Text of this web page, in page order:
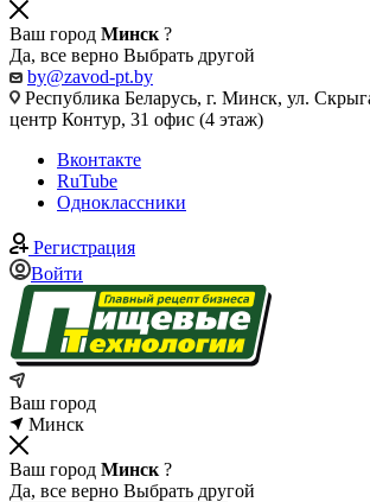
Ваш город Минск ?
Да, все верно Выбрать другой
by@zavod-pt.by
Республика Беларусь, г. Минск, ул.
центр Контур, 31 офис (4 этаж)
Вконтакте
RuTube
Одноклассники
Регистрация
Войти
Ваш город
Минск
Ваш город Минск ?
Да, все верно Выбрать другой